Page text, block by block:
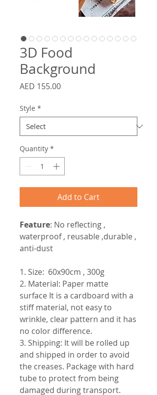
3D Food
Background
AED 155.00Price
Style *
Quantity *
Add to Cart
Feature: No reflecting ,
waterproof , reusable ,durable ,
anti-dust
1. Size: 60x90cm , 300g
2. Material: Paper matte
surface It is a cardboard with a
stiff material, not easy to
wrinkle, clear pattern and it has
no color difference.
3. Shipping: It will be rolled up
and shipped in order to avoid
the creases. Package with hard
tube to protect from being
damaged during transport.